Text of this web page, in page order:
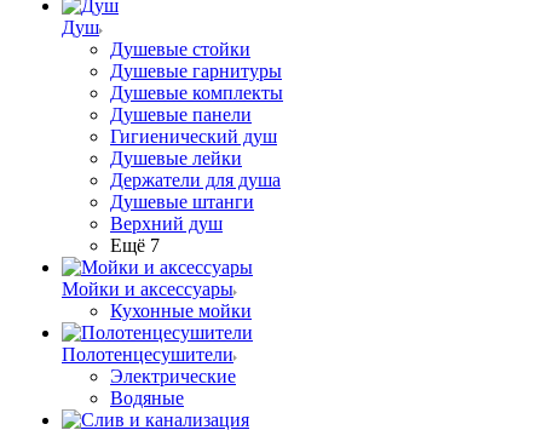
Душ
Душевые стойки
Душевые гарнитуры
Душевые комплекты
Душевые панели
Гигиенический душ
Душевые лейки
Держатели для душа
Душевые штанги
Верхний душ
Ещё 7
Мойки и аксессуары
Кухонные мойки
Полотенцесушители
Электрические
Водяные